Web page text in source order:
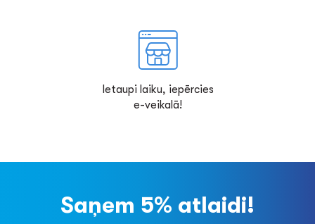
Ietaupi laiku, iepērcies
e-veikalā!
Saņem 5% atlaidi!